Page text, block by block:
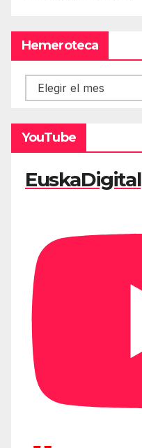
Hemeroteca
Hemeroteca
YouTube
EuskaDigital